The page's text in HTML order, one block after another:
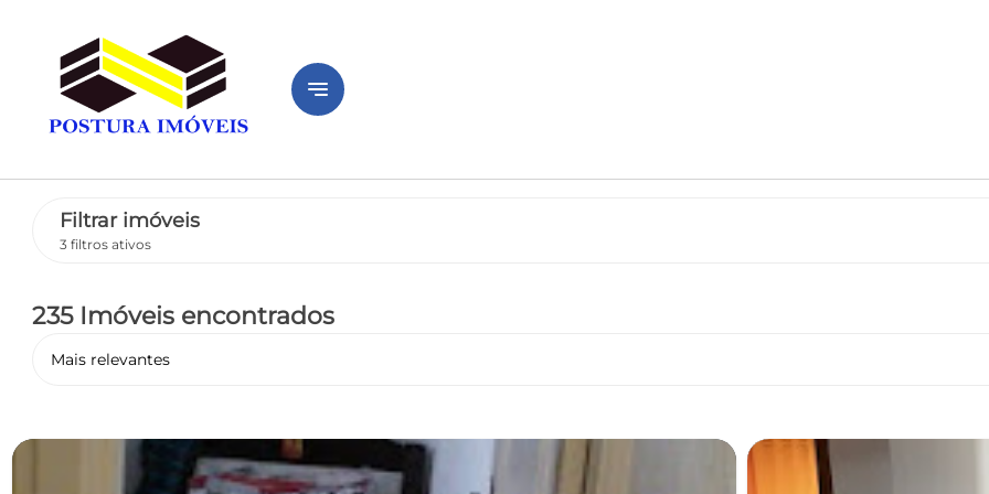
notes
Filtrar imóveis
3 filtros ativos
235 Imóveis encontrados
Mais relevantes